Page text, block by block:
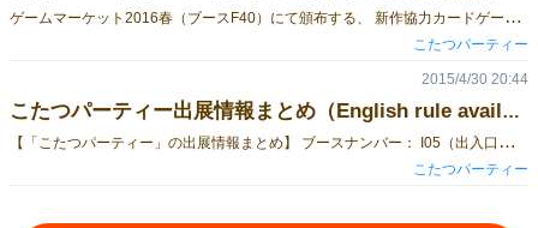
ゲ
ームマーケット2016春（ブースF40）にて頒布する、 新作協力カードゲーム「魔人のごちそう」の予約受付を開始します。 予約していたただいた方には、ゲーム中に使える「特典カード」を差し上げます。 【予約特典】 「魔人のごちそう」プロモーションカード １枚 （Level ★５の注文カード） ※予約可能数には限りがありますので、お早めにご予約いただければ幸いです。 【ご予約の受付】 ＞＞ 予約サイト ＜＜ 【説明書】 ＞＞ 日本語ルール ＜＜
こたつパーティー
こたつパーティー出展情報まとめ（English rule available)
【
「こたつパーティー」の出展情報まとめ】 ブースナンバー： I05（出入口からすぐ！） 試遊卓： あり Website: http://www.kotatsu-party.com/ 出展作品その1 「猛牛が倒せない」 内容物： カード２５枚 ルールブック１枚 コンセプト： 暴れまわる猛牛を華麗に仕留める、お手軽パーティーカードゲーム 頒布価格： １，０００円 プレイ人数： ３～６人 プレイ時間： ５分 ルール説明動画： [embed]https://www.youtube.com/watch?v=mdQcVz9sOSU[/embed] ルール詳細： http://www.kotatsu-party.com/images/rulebook_j.pdf Rule book: http://www.kotatsu-party.com/images/rulebook_e.pdf 予約サイト： https://8b37380c94659a9184728c7ed0.doorkeeper.jp/events/23061 予約特典： おまけゲーム「漢字ハンティング」 「SCRAP裏クリエイティブアワード2014」で第４位になった、街中から漢字を探し出すゲームです。 出展作品その２ 「CITRUS×CITRUS」 内容物： コースター２種×５枚 ランチョンマット ルールブック１枚 コンセプト： 毎日の中で、使って、遊べる 頒布価格： １，５００円（本製品のみ） ２，０００円（本製品＋追加ランチョンマット１枚） プレイ人数： ２人 ルール詳細： http://yyyacooo.com/citrus-rule.zip 予約サイト： https://8b37380c94659a9184728c7ed0.doorkeeper.jp/events/23926 予約特典： 追加コースター各種３枚
2015/4/30 20:44
こたつパーティー